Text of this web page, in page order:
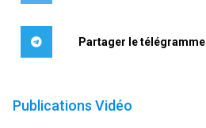
Partager le télégramme
Publications Vidéo